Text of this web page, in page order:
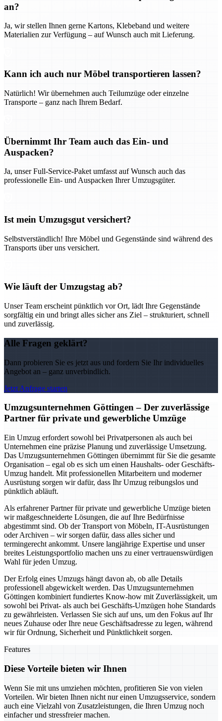
an?
Ja, wir stellen Ihnen gerne Kartons, Klebeband und weitere
Materialien zur Verfügung – auf Wunsch auch mit Lieferung.
Kann ich auch nur Möbel transportieren lassen?
Natürlich! Wir übernehmen auch Teilumzüge oder einzelne
Transporte – ganz nach Ihrem Bedarf.
Übernimmt Ihr Team auch das Ein- und
Auspacken?
Ja, unser Full-Service-Paket umfasst auf Wunsch auch das
professionelle Ein- und Auspacken Ihrer Umzugsgüter.
Ist mein Umzugsgut versichert?
Selbstverständlich! Ihre Möbel und Gegenstände sind während des
Transports über uns versichert.
Wie läuft der Umzugstag ab?
Unser Team erscheint pünktlich vor Ort, lädt Ihre Gegenstände
sorgfältig ein und bringt alles sicher ans Ziel – strukturiert, schnell
und zuverlässig.
Alle Fragen geklärt?
Dann probieren Sie es jetzt aus und fordern Sie Ihr individuelles
Angebot an – ganz unverbindlich.
Jetzt Anfrage starten
Umzugsunternehmen Göttingen – Der zuverlässige
Partner für private und gewerbliche Umzüge
Ein Umzug erfordert sowohl bei Privatpersonen als auch bei
Unternehmen eine präzise Planung und zuverlässige Umsetzung.
Das Umzugsunternehmen Göttingen übernimmt für Sie die gesamte
Organisation – egal ob es sich um einen Haushalts- oder Geschäfts-
Umzug handelt. Mit professionellen Mitarbeitern und moderner
Ausrüstung sorgen wir dafür, dass Ihr Umzug reibungslos und
pünktlich abläuft.
Als erfahrener Partner für private und gewerbliche Umzüge bieten
wir maßgeschneiderte Lösungen, die auf Ihre Bedürfnisse
abgestimmt sind. Ob der Transport von Möbeln, IT-Ausrüstungen
oder Archiven – wir sorgen dafür, dass alles sicher und
termingerecht ankommt. Unsere langjährige Expertise und unser
breites Leistungsportfolio machen uns zu einer vertrauenswürdigen
Wahl für jeden Umzug.
Der Erfolg eines Umzugs hängt davon ab, ob alle Details
professionell abgewickelt werden. Das Umzugsunternehmen
Göttingen kombiniert fundiertes Know-how mit Zuverlässigkeit, um
sowohl bei Privat- als auch bei Geschäfts-Umzügen hohe Standards
zu gewährleisten. Verlassen Sie sich auf uns, um den Fokus auf Ihr
neues Zuhause oder Ihre neue Geschäftsadresse zu legen, während
wir für Ordnung, Sicherheit und Pünktlichkeit sorgen.
Features
Diese Vorteile bieten wir Ihnen
Wenn Sie mit uns umziehen möchten, profitieren Sie von vielen
Vorteilen. Wir bieten Ihnen nicht nur einen Umzugsservice, sondern
auch eine Vielzahl von Zusatzleistungen, die Ihren Umzug noch
einfacher und stressfreier machen.